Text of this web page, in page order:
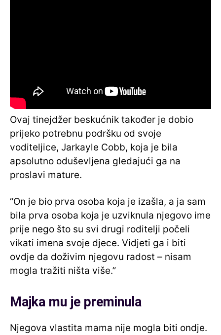
Ovaj tinejdžer beskućnik također je dobio
prijeko potrebnu podršku od svoje
voditeljice, Jarkayle Cobb, koja je bila
apsolutno oduševljena gledajući ga na
proslavi mature.
“On je bio prva osoba koja je izašla, a ja sam
bila prva osoba koja je uzviknula njegovo ime
prije nego što su svi drugi roditelji počeli
vikati imena svoje djece. Vidjeti ga i biti
ovdje da doživim njegovu radost – nisam
mogla tražiti ništa više.”
Majka mu je preminula
Njegova vlastita mama nije mogla biti ondje.